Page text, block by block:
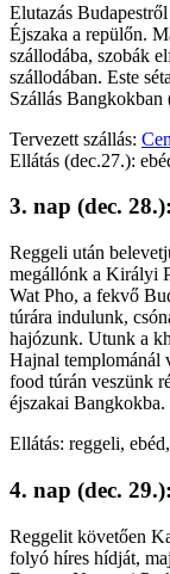
Elutazás
Éjszaka a repülőn.
szállodába, szobák
szállodában. Este
Szállás Bangkokban
Tervezett szállás:
Ellátás (dec.27.):
3. nap (dec.
Reggeli után
megállónk a Királyi
Wat Pho, a fekvő
túrára indulunk,
hajózunk. Utunk a
Hajnal templománál
food túrán veszünk
éjszakai Bangkokba.
Ellátás: reggeli,
4. nap (dec.
Reggelit követően
folyó híres hídját,